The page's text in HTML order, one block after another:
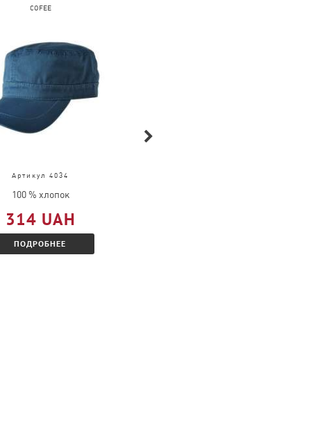
COFEE
Артикул 4034
100 % хлопок
314 UAH
ПОДРОБНЕЕ